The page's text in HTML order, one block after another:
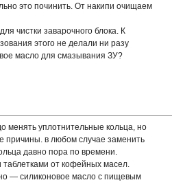
это починить. От накипи очищаем
чистки заварочного блока. К
этого не делали ни разу
масло для смазывания ЗУ?
менять уплотнительные кольца, но
причины. в любом случае заменить
давно пора по времени.
от кофейных масел.
— силиконовое масло с пищевым